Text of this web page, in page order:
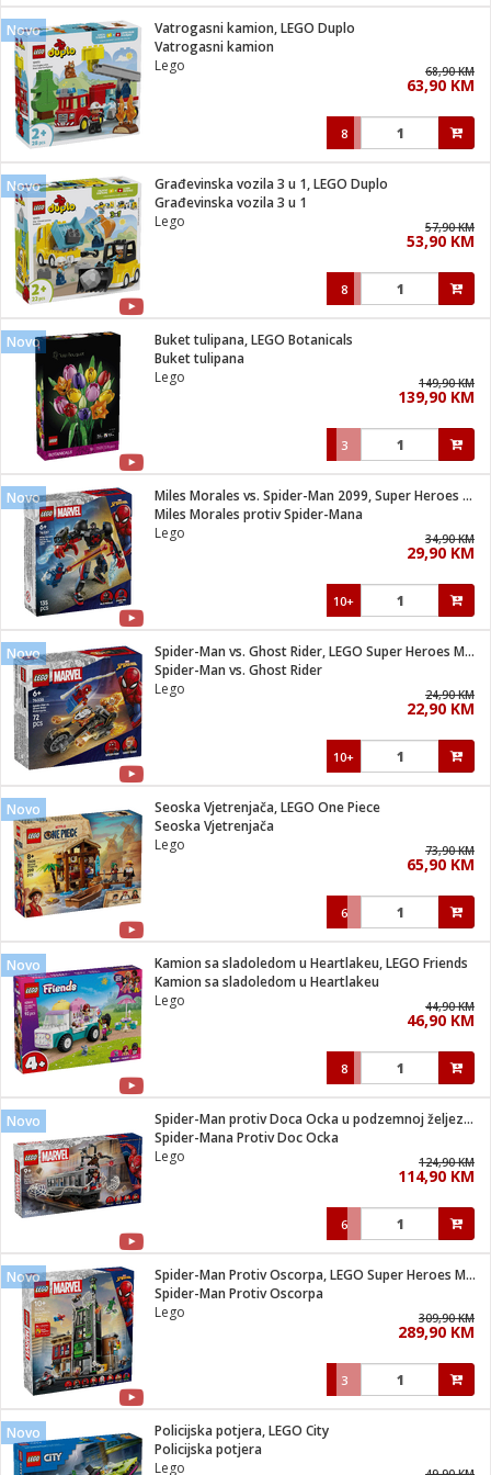
metar
aparati
mesa
kafu
ostalo
pribor
pribor
Vitrine
Sušilica
/ Zdravlje
za kosu
brijanje
program
pribor
materijal
i kutije
i oprema
gorivo
100
brave
Novo
Vatrogasni kamion, LEGO Duplo
Vatrogasni kamion
Lego
68,90 KM
63,90 KM
8
Novo
Građevinska vozila 3 u 1, LEGO Duplo
Građevinska vozila 3 u 1
Lego
57,90 KM
53,90 KM
8
Novo
Buket tulipana, LEGO Botanicals
Buket tulipana
Lego
149,90 KM
139,90 KM
3
Novo
Miles Morales vs. Spider-Man 2099, Super Heroes Marvel
Miles Morales protiv Spider-Mana
Lego
34,90 KM
29,90 KM
10+
Novo
Spider-Man vs. Ghost Rider, LEGO Super Heroes Marvel
Spider-Man vs. Ghost Rider
Lego
24,90 KM
22,90 KM
10+
Novo
Seoska Vjetrenjača, LEGO One Piece
Seoska Vjetrenjača
Lego
73,90 KM
65,90 KM
6
Novo
Kamion sa sladoledom u Heartlakeu, LEGO Friends
Kamion sa sladoledom u Heartlakeu
Lego
44,90 KM
46,90 KM
8
Novo
Spider-Man protiv Doca Ocka u podzemnoj željeznici
Spider-Mana Protiv Doc Ocka
Lego
124,90 KM
114,90 KM
6
Novo
Spider-Man Protiv Oscorpa, LEGO Super Heroes Marvel
Spider-Man Protiv Oscorpa
Lego
309,90 KM
289,90 KM
3
Novo
Policijska potjera, LEGO City
Policijska potjera
Lego